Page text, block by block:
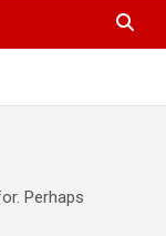
Perhaps